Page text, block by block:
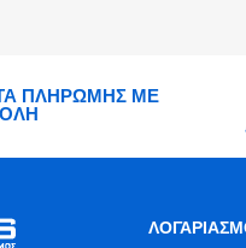
ΠΛΗΡΩΜΗΣ ΜΕ